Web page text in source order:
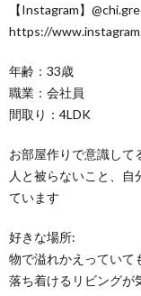
【Instagram】
https://
年齢：33歳
職業：会社員
間取り：4LDK
お部屋作りで意識して
人と被らないこと、
ています
好きな場所:
物で溢れかえっていて
落ち着けるリビングが